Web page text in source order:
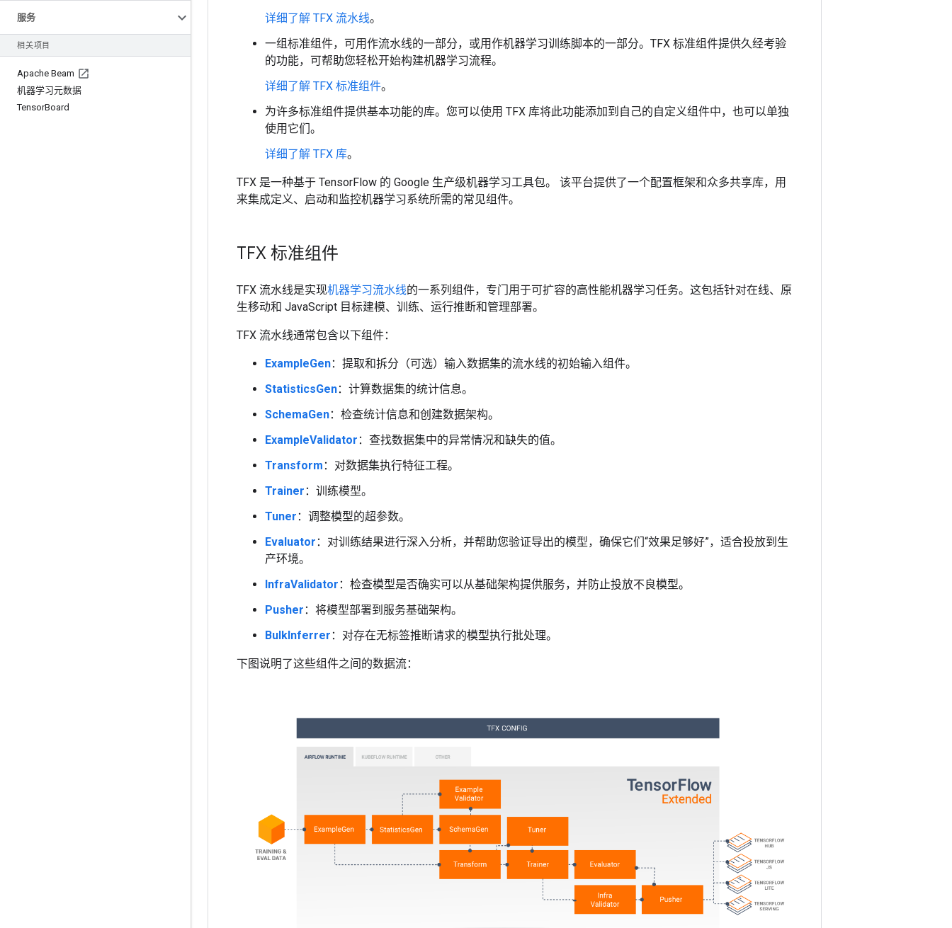
服务
相关项目
Apache Beam
机器学习元数据
TensorBoard
详细了解 TFX 流水线。
一组标准组件，可用作流水线的一部分，或用作机器学习训练脚本的一部分。TFX 标准组件提供久经考验
的功能，可帮助您轻松开始构建机器学习流程。
详细了解 TFX 标准组件。
为许多标准组件提供基本功能的库。您可以使用 TFX 库将此功能添加到自己的自定义组件中，也可以单独
使用它们。
详细了解 TFX 库。
TFX 是一种基于 TensorFlow 的 Google 生产级机器学习工具包。 该平台提供了一个配置框架和众多共享库，用
来集成定义、启动和监控机器学习系统所需的常见组件。
TFX 标准组件
TFX 流水线是实现机器学习流水线的一系列组件，专门用于可扩容的高性能机器学习任务。这包括针对在线、原
生移动和 JavaScript 目标建模、训练、运行推断和管理部署。
TFX 流水线通常包含以下组件：
ExampleGen：提取和拆分（可选）输入数据集的流水线的初始输入组件。
StatisticsGen：计算数据集的统计信息。
SchemaGen：检查统计信息和创建数据架构。
ExampleValidator ：查找数据集中的异常情况和缺失的值。
Transform ：对数据集执行特征工程。
Trainer ：训练模型。
Tuner ：调整模型的超参数。
Evaluator ：对训练结果进行深入分析，并帮助您验证导出的模型，确保它们“效果足够好”，适合投放到生
产环境。
InfraValidator ：检查模型是否确实可以从基础架构提供服务，并防止投放不良模型。
Pusher ：将模型部署到服务基础架构。
BulkInferrer ：对存在无标签推断请求的模型执行批处理。
下图说明了这些组件之间的数据流：